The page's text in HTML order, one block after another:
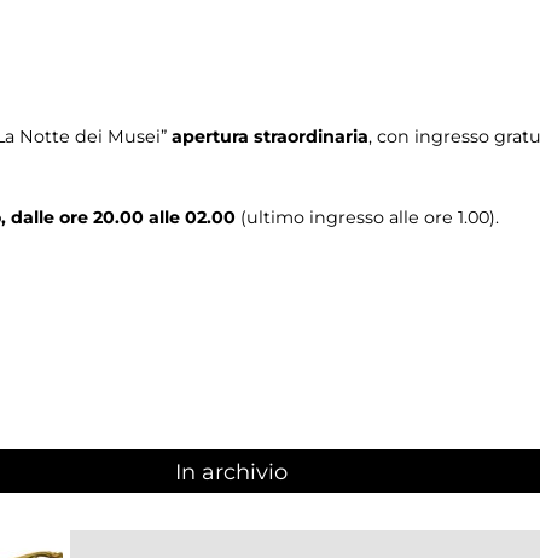
Notte dei Musei” apertura straordinaria, con ingresso
dalle ore 20.00 alle 02.00 (ultimo ingresso alle ore 1.00).
In archivio